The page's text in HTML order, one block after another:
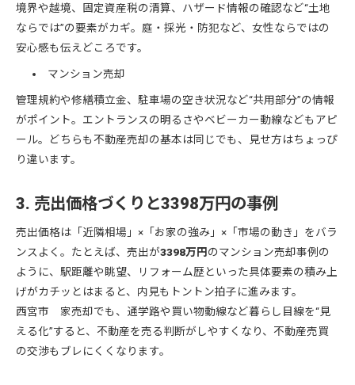
境界や越境、固定資産税の清算、ハザード情報の確認など“土地
ならでは”の要素がカギ。庭・採光・防犯など、女性ならではの
安心感も伝えどころです。
マンション売却
管理規約や修繕積立金、駐車場の空き状況など“共用部分”の情報
がポイント。エントランスの明るさやベビーカー動線などもアピ
ール。どちらも不動産売却の基本は同じでも、見せ方はちょっぴ
り違います。
3. 売出価格づくりと3398万円の事例
売出価格は「近隣相場」×「お家の強み」×「市場の動き」をバラ
ンスよく。たとえば、売出が3398万円 のマンション売却事例の
ように、駅距離や眺望、リフォーム歴といった具体要素の積み上
げがカチッとはまると、内見もトントン拍子に進みます。
西宮市 家売却でも、通学路や買い物動線など暮らし目線を“見
える化”すると、不動産を売る判断がしやすくなり、不動産売買
の交渉もブレにくくなります。